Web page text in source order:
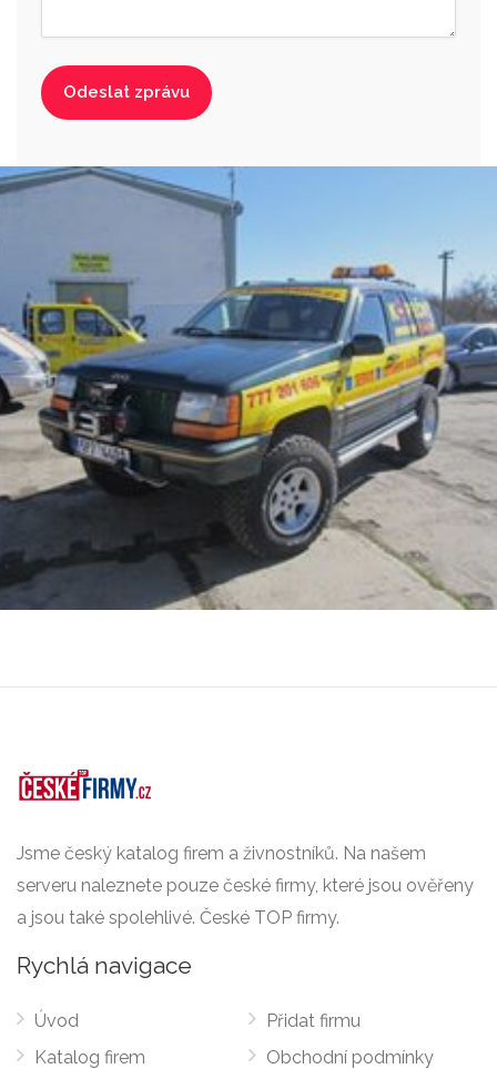
Jsme český katalog firem a živnostníků. Na našem
serveru naleznete pouze české firmy, které jsou ověřeny
a jsou také spolehlivé. České TOP firmy.
Rychlá navigace
Úvod
Katalog firem
Přidat firmu
Obchodní podmínky